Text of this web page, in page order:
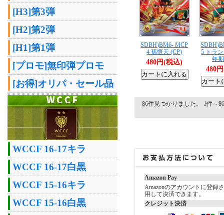
[H3]第3弾
[H2]第2弾
[H1]第1弾
[プロモ]無印弾プロモ
[お得]オリパ・セール品
WCCF 16-17キラ
WCCF 16-17白黒
WCCF 15-16キラ
WCCF 15-16白黒
SDBH)BM6- MCP
4 孫悟天 (CP)
480円(税込)
5 トラ
年
480
86件見つかりました。 1件～
Amazon Pay
Amazonのアカウントに登録
用して決済できます。
クレジット決済